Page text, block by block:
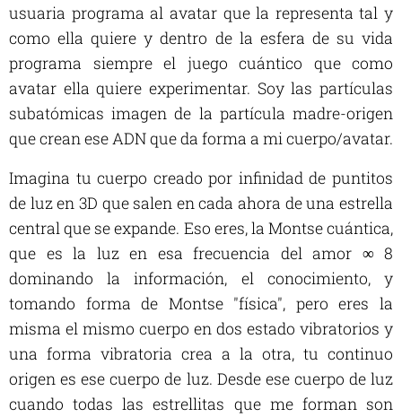
usuaria programa al avatar que la representa tal y
como ella quiere y dentro de la esfera de su vida
programa siempre el juego cuántico que como
avatar ella quiere experimentar. Soy las partículas
subatómicas imagen de la partícula madre-origen
que crean ese ADN que da forma a mi cuerpo/avatar.
Imagina tu cuerpo creado por infinidad de puntitos
de luz en 3D que salen en cada ahora de una estrella
central que se expande. Eso eres, la Montse cuántica,
que es la luz en esa frecuencia del amor ∞ 8
dominando la información, el conocimiento, y
tomando forma de Montse "física", pero eres la
misma el mismo cuerpo en dos estado vibratorios y
una forma vibratoria crea a la otra, tu continuo
origen es ese cuerpo de luz. Desde ese cuerpo de luz
cuando todas las estrellitas que me forman son